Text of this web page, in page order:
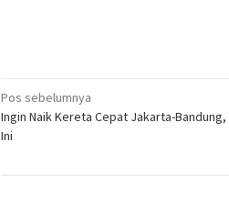
Navigasi
pos
Pos sebelumnya
Ingin Naik Kereta Cepat Jakarta-Bandung,
Ini